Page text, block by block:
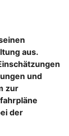
aus.
und
zur
der